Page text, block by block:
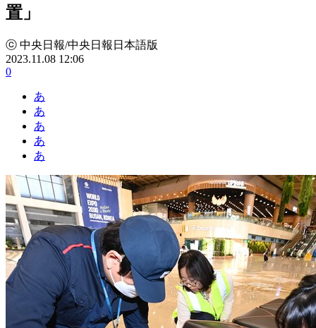
置」
ⓒ 中央日報/中央日報日本語版
2023.11.08 12:06
0
あ
あ
あ
あ
あ